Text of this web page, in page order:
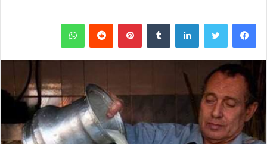
فيسبوك تويتر لينكدإن بينتيريست واتساب